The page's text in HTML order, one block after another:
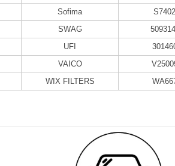
Sofima
SWAG
UFI
VAICO
WIX FILTERS